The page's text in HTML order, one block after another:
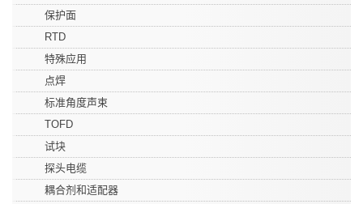
保护面
RTD
特殊应用
点焊
标准角度声束
TOFD
试块
探头电缆
耦合剂和适配器